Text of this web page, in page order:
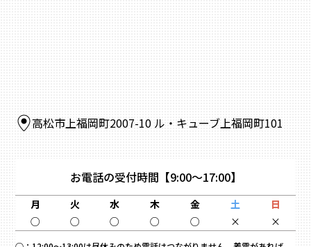
高松市上福岡町2007-10 ル・キューブ上福岡町101
お電話の受付時間 【9:00～17:00】
月 火 水 木 金 土
日
○
○ ○ ○ ○ × ×